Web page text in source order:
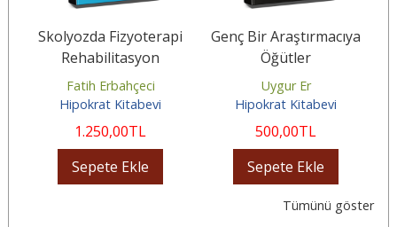
Skolyozda Fizyoterapi
Rehabilitasyon
Fatih Erbahçeci
Hipokrat Kitabevi
1.250,00TL
Sepete Ekle
Genç Bir Araştırmacıya
Öğütler
Uygur Er
Hipokrat Kitabevi
500,00TL
Sepete Ekle
Tümünü göster